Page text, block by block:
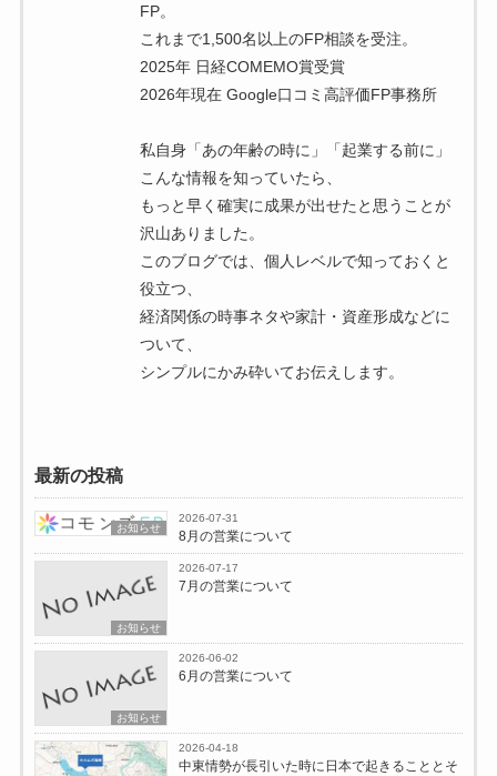
FP。
これまで1,500名以上のFP相談を受注。
2025年 日経COMEMO賞受賞
2026年現在 Google口コミ高評価FP事務所
私自身「あの年齢の時に」「起業する前に」
こんな情報を知っていたら、
もっと早く確実に成果が出せたと思うことが
沢山ありました。
このブログでは、個人レベルで知っておくと
役立つ、
経済関係の時事ネタや家計・資産形成などに
ついて、
シンプルにかみ砕いてお伝えします。
最新の投稿
お知らせ
2026-07-31
8月の営業について
お知らせ
2026-07-17
7月の営業について
お知らせ
2026-06-02
6月の営業について
2026-04-18
中東情勢が長引いた時に日本で起きることとそ